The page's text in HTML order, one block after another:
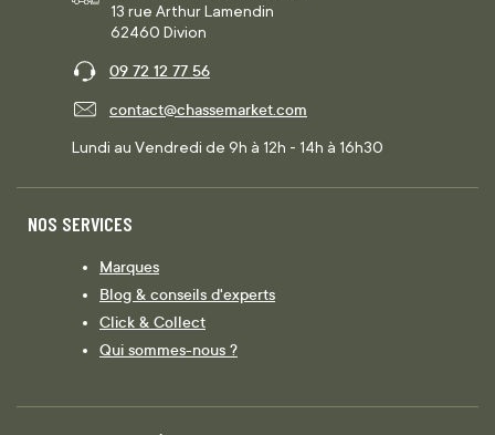
13 rue Arthur Lamendin
62460 Divion
09 72 12 77 56
contact@chassemarket.com
Lundi au Vendredi de 9h à 12h - 14h à 16h30
NOS SERVICES
Marques
Blog & conseils d'experts
Click & Collect
Qui sommes-nous ?